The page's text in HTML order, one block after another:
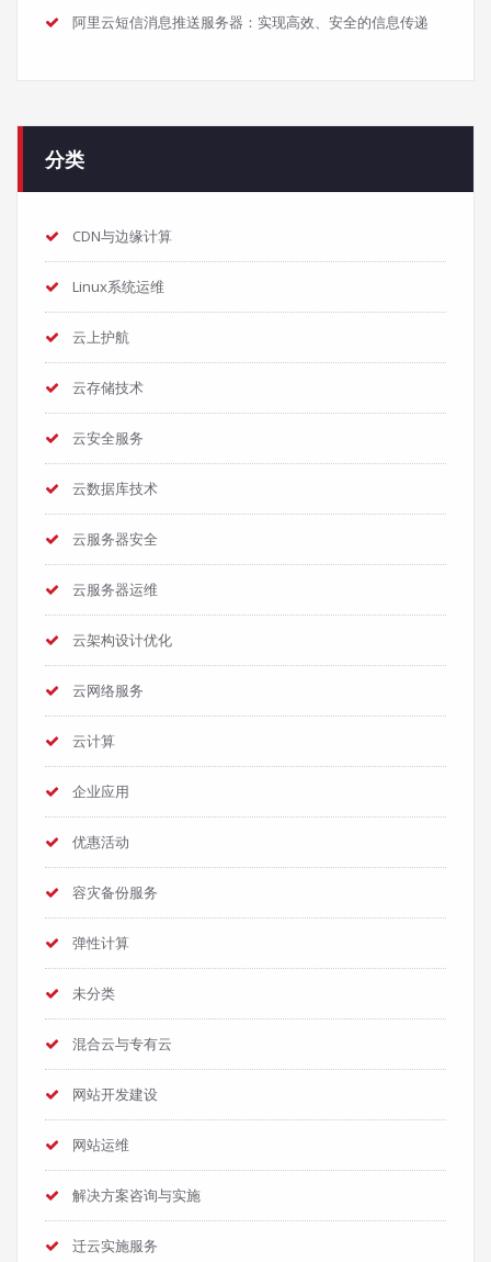
阿里云短信消息推送服务器：实现高效、安全的信息传递
分类
CDN与边缘计算
Linux系统运维
云上护航
云存储技术
云安全服务
云数据库技术
云服务器安全
云服务器运维
云架构设计优化
云网络服务
云计算
企业应用
优惠活动
容灾备份服务
弹性计算
未分类
混合云与专有云
网站开发建设
网站运维
解决方案咨询与实施
迁云实施服务